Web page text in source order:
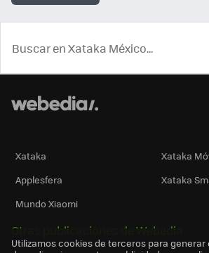
Xataka
Xataka
Applesfera
Xataka
Mundo Xiaomi
Otras publicaciones de Webedia
Utilizamos cookies de terceros para